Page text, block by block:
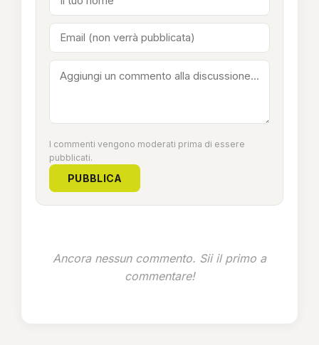
I commenti vengono moderati prima di essere
pubblicati.
PUBBLICA
Ancora nessun commento. Sii il primo a
commentare!